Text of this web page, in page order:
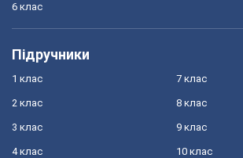
6 клас
Підручники
1 клас
2 клас
3 клас
4 клас
7 клас
8 клас
9 клас
10 клас